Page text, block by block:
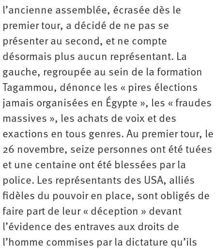
l’ancienne assemblée, écrasée dès le
premier tour, a décidé de ne pas se
présenter au second, et ne compte
désormais plus aucun représentant. La
gauche, regroupée au sein de la formation
Tagammou, dénonce les « pires élections
jamais organisées en Égypte », les « fraudes
massives », les achats de voix et des
exactions en tous genres. Au premier tour, le
26 novembre, seize personnes ont été tuées
et une centaine ont été blessées par la
police. Les représentants des USA, alliés
fidèles du pouvoir en place, sont obligés de
faire part de leur « déception » devant
l’évidence des entraves aux droits de
l’homme commises par la dictature qu’ils